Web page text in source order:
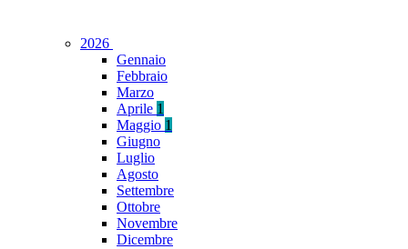
2026
Gennaio
Febbraio
Marzo
Aprile 1
Maggio 1
Giugno
Luglio
Agosto
Settembre
Ottobre
Novembre
Dicembre